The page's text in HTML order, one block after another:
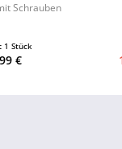
Schrauben
1 Stück
€